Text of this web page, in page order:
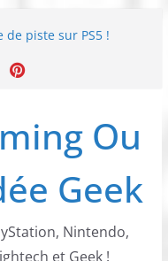
de piste sur PS5 !
de l’arcade est de
Turtle Beach X
Ou
Geek
Nintendo,
et Geek !